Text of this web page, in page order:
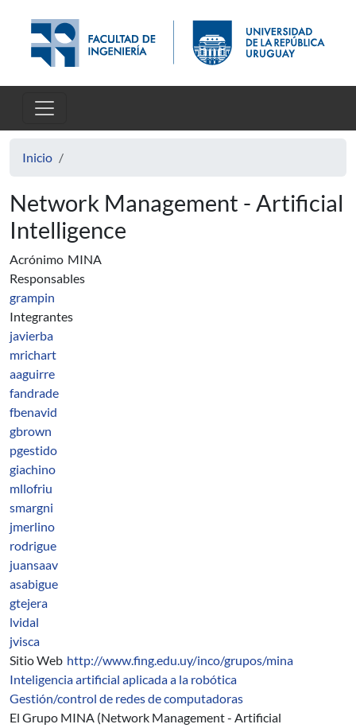
Inicio
Network Management - Artificial
Intelligence
Acrónimo MINA
Responsables
grampin
Integrantes
javierba
mrichart
aaguirre
fandrade
fbenavid
gbrown
pgestido
giachino
mllofriu
smargni
jmerlino
rodrigue
juansaav
asabigue
gtejera
lvidal
jvisca
Sitio Web http://www.fing.edu.uy/inco/grupos/mina
Inteligencia artificial aplicada a la robótica
Gestión/control de redes de computadoras
El Grupo MINA (Network Management - Artificial